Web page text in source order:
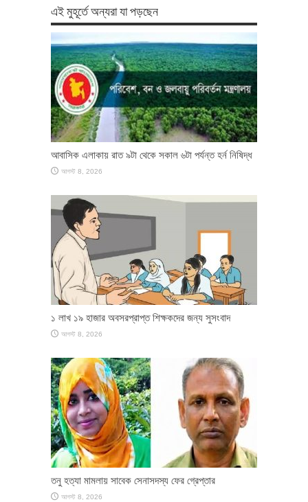
এই মুহূর্তে অন্যরা যা পড়ছেন
আবাসিক এলাকায় রাত ৯টা থেকে সকাল ৬টা পর্যন্ত হর্ন নিষিদ্ধ
আগস্ট 8, 2026
১ লাখ ১৯ হাজার অবসরপ্রাপ্ত শিক্ষকদের জন্য সুসংবাদ
আগস্ট 8, 2026
তনু হত্যা মামলায় সাবেক সেনাসদস্য ফের গ্রেপ্তার
আগস্ট 8, 2026